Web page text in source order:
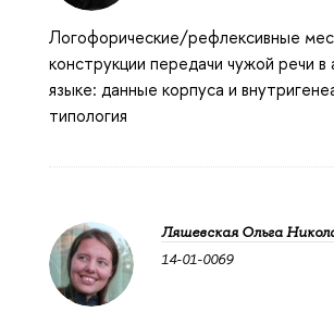
Логофорические/рефлексивные
конструкции передачи чужой речи в
языке: данные корпуса и
типология
Ляшевская Ольга
14-01-0069